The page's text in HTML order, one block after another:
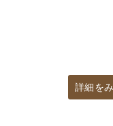
詳細を